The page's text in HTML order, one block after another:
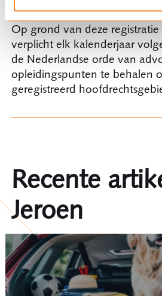
vervoerrecht: sub
Op grond van deze registratie
verplicht elk kalenderjaar
de Nederlandse orde van
opleidingspunten te behalen
geregistreerd
Recente
Jeroen